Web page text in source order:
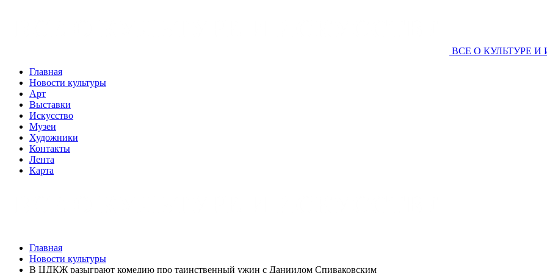
ВСЕ О КУЛЬТУРЕ И
Главная
Новости культуры
Арт
Выставки
Искусство
Музеи
Художники
Контакты
Лента
Карта
Главная
Новости культуры
В ЦДКЖ разыграют комедию про таинственный ужин с Даниилом Спиваковским